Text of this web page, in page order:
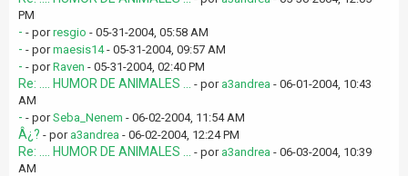
PM
- - porresgio - 05-31-2004, 05:58 AM
- - pormaesis14- 05-31-2004, 09:57 AM
- - porRaven - 05-31-2004, 02:40 PM
Re: .... HUMOR DE ANIMALES ... - por a3andrea - 06-01-2004, 10:43
AM
- - porSeba_Nenem - 06-02-2004, 11:54 AM
Â¿? - por a3andrea - 06-02-2004, 12:24 PM
Re: .... HUMOR DE ANIMALES ... - por a3andrea - 06-03-2004, 10:39
AM